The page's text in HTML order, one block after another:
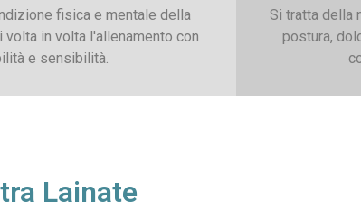
fisica e mentale della
volta in volta l'allenamento con
e sensibilità.
Si tratta della
postura,
Lainate